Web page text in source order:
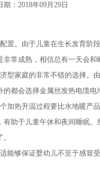
期：2018年09月29日
。由于儿童在生长发育阶
常成熟，相信总有一天会和
家庭的非常不错的选择。
都会选择金属丝发热电缆电
热升温过程要比水地暖产
助于儿童午休和夜间睡眠
够保证婴幼儿不至于感冒